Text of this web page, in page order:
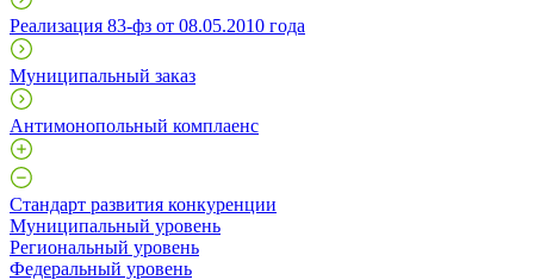
Реализация 83-фз от 08.05.2010 года
Муниципальный заказ
Антимонопольный комплаенс
Стандарт развития конкуренции
Муниципальный уровень
Региональный уровень
Федеральный уровень